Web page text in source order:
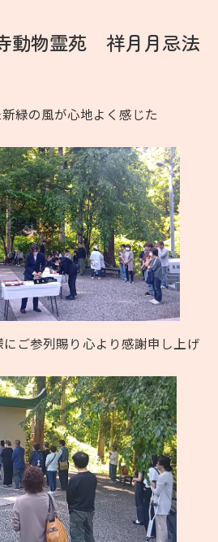
動物霊苑 祥月月忌法
新緑の風が心地よく感じた
ご参列賜り心より感謝申し上げ